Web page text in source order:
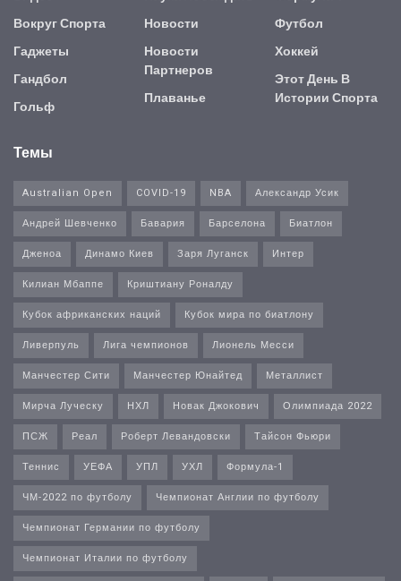
Вокруг Спорта
Гаджеты
Гандбол
Гольф
Новости
Новости
Партнеров
Плаванье
Футбол
Хоккей
Этот День В
Истории Спорта
Темы
Australian Open COVID-19 NBA
Александр Усик
Андрей Шевченко
Бавария Барселона
Биатлон
Дженоа
Динамо Киев Заря Луганск
Интер
Килиан Мбаппе
Криштиану Роналду
Кубок африканских наций
Кубок мира по биатлону
Ливерпуль
Лига чемпионов
Лионель Месси
Манчестер Сити
Манчестер Юнайтед
Металлист
Мирча Луческу
НХЛ Новак Джокович
Олимпиада 2022
ПСЖ
Реал Роберт Левандовски
Тайсон Фьюри
Теннис
УЕФА УПЛ УХЛ
Формула-1
ЧМ-2022 по футболу
Чемпионат Англии по футболу
Чемпионат Германии по футболу
Чемпионат Италии по футболу